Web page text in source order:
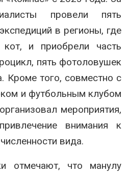
провели пять
в регионы, где
кот, и приобрели часть
пять фотоловушек
Кроме того, совместно с
и футбольным клубом
мероприятия,
внимания к
вида.
отмечают, что манулу